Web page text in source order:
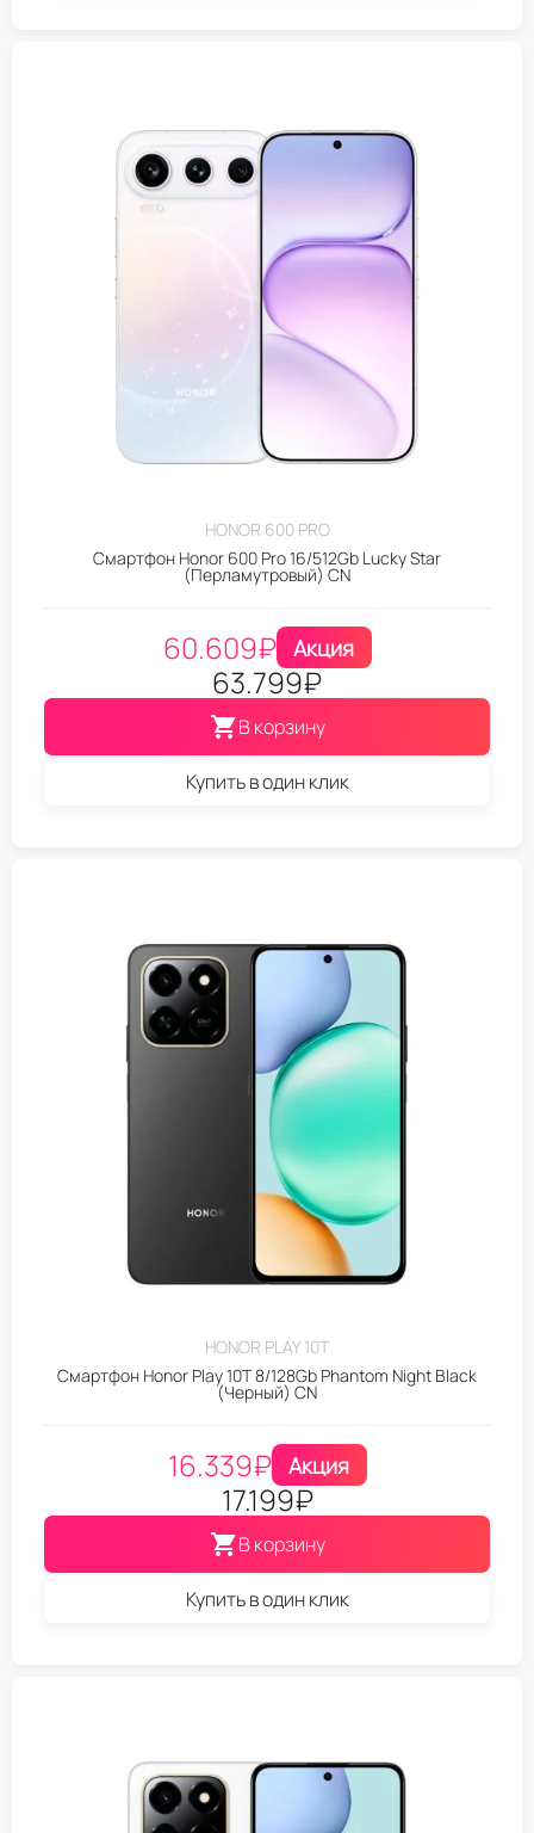
HONOR 600 PRO
Смартфон Honor 600 Pro 16/512Gb Lucky Star
(Перламутровый) CN
60.609₽ Акция
63.799₽
В корзину
Купить в один клик
HONOR PLAY 10T
Смартфон Honor Play 10T 8/128Gb Phantom Night Black
(Черный) CN
16.339₽ Акция
17.199₽
В корзину
Купить в один клик